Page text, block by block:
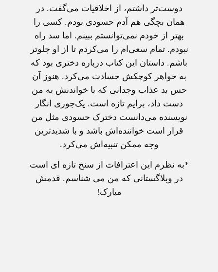
دوست‌تر داشتم، از اخلاقیات می‌گفت. در
همان بچگی هم آدم حسودی بودم. کسی را
بهتر از خودم نمی‌توانستم ببینم. اما سد راه
نبودم. تمام سعی‌ام را می‌کردم تا از او جلوتر
باشم. داستان این کتاب درباره دختری بود که
به خواهر کوچکش حسادت می‌کرد. هنوز آن
حس بد عذاب وجدانی که با خواندنش به من
دست داد، برایم تازه است. یک‌جوری انگار
نویسنده می‌دانست دخترک حسودی مثل من
قرار است خواننده‌اش باشد و با شدیدترین
وجه ممکن تنبیه‌اش می‌کرد.
*به نظرم اين اعترافات از سنخ تازه ای است
در وبلاگستانی که من می شناسم. قدمش
مبارک!